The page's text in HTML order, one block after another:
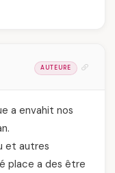
AUTEURE
a envahit nos
et autres
place a des être